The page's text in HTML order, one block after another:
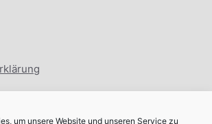
um unsere Website und unseren Service zu